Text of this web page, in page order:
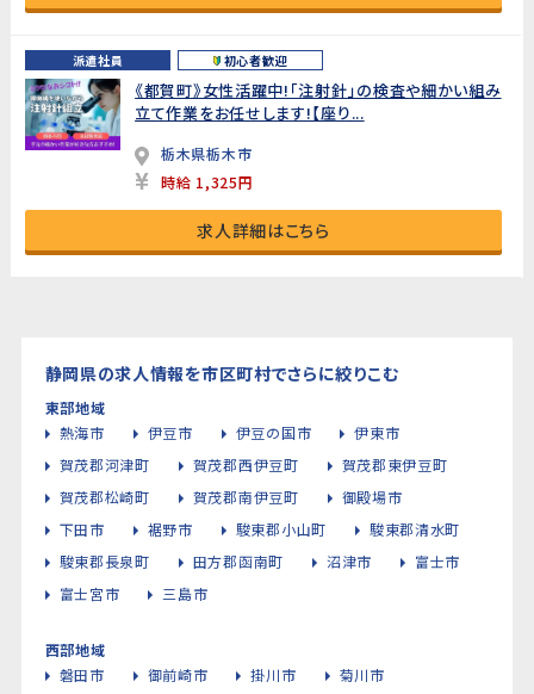
派遣社員 初心者歓迎
《都賀町》女性活躍中!「注射針」の検査や細かい組み
立て作業をお任せします!【座り...
栃木県栃木市
時給 1,325円
求人詳細はこちら
静岡県の求人情報を市区町村でさらに絞りこむ
東部地域
熱海市
伊豆市 伊豆の国市
伊東市
賀茂郡河津町
賀茂郡西伊豆町
賀茂郡東伊豆町
賀茂郡松崎町
賀茂郡南伊豆町
御殿場市
下田市
裾野市 駿東郡小山町
駿東郡清水町
駿東郡長泉町
田方郡函南町 沼津市
富士市
富士宮市
三島市
西部地域
磐田市
御前崎市 掛川市
菊川市